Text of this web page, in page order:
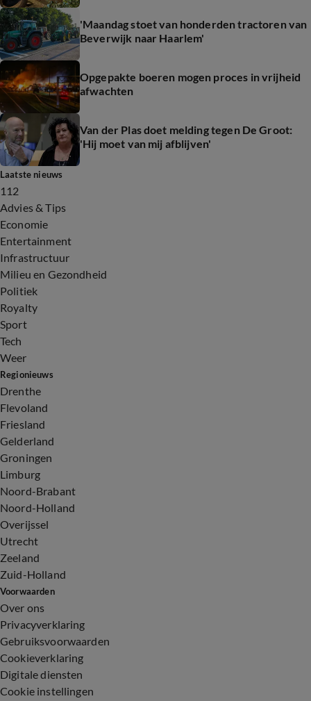
'Maandag stoet van honderden tractoren van
Beverwijk naar Haarlem'
Opgepakte boeren mogen proces in vrijheid
afwachten
Van der Plas doet melding tegen De Groot:
'Hij moet van mij afblijven'
Laatste nieuws
112
Advies & Tips
Economie
Entertainment
Infrastructuur
Milieu en Gezondheid
Politiek
Royalty
Sport
Tech
Weer
Regionieuws
Drenthe
Flevoland
Friesland
Gelderland
Groningen
Limburg
Noord-Brabant
Noord-Holland
Overijssel
Utrecht
Zeeland
Zuid-Holland
Voorwaarden
Over ons
Privacyverklaring
Gebruiksvoorwaarden
Cookieverklaring
Digitale diensten
Cookie instellingen